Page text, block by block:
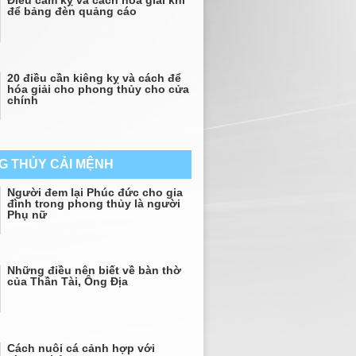
để bảng đèn quảng cáo
20 điều cần kiêng kỵ và cách để
hóa giải cho phong thủy cho cửa
chính
THỦY CẢI MỆNH
Người đem lại Phúc đức cho gia
đình trong phong thủy là người
Phụ nữ
Những điều nên biết về bàn thờ
của Thần Tài, Ông Địa
Cách nuôi cá cảnh hợp với